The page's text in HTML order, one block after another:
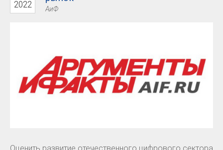
2022
АиФ
Оценить развитие отечественного цифрового сектора